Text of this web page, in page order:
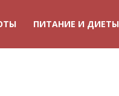
ПИТАНИЕ И ДИЕТЫ